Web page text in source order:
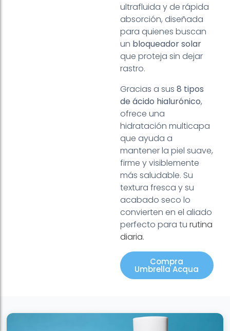
ultrafluida y de rápida
absorción, diseñada
para quienes buscan
un bloqueador solar
que proteja sin dejar
rastro.
Gracias a sus 8 tipos
de ácido hialurónico,
ofrece una
hidratación multicapa
que ayuda a
mantener la piel suave,
firme y visiblemente
más saludable. Su
textura fresca y su
acabado seco lo
convierten en el aliado
perfecto para tu rutina
diaria.
Compra
Umbrella Acqua